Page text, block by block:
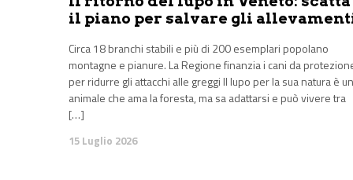
il piano per salvare gli
Circa 18 branchi stabili e più di 200 esemplari popolano
montagne e pianure. La Regione finanzia i cani da
per ridurre gli attacchi alle greggi Il lupo per la sua natura è un
animale che ama la foresta, ma sa adattarsi e può vivere tra
[…]
15 Luglio 2026